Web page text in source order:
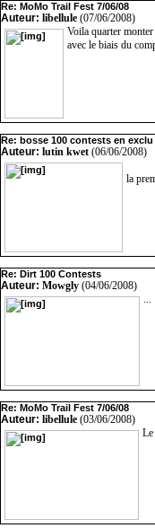
Re: MoMo Trail Fest 7/06/08
Auteur: libellule (07/06/2008)
Voila quarter
avec le biais du
Re: bosse 100 contests en exclu
Auteur: lutin kwet (06/06/2008)
la
Re: Dirt 100 Contests
Auteur: Mowgly (04/06/2008)
...
Re: MoMo Trail Fest 7/06/08
Auteur: libellule (03/06/2008)
Le